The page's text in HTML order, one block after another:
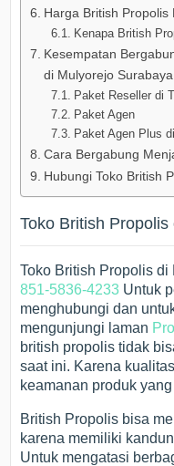
Harga British Propolis
Kenapa British
Kesempatan
di Mulyorejo Surabaya
Paket Reseller di
Paket Agen
Paket Agen Plus
Cara Bergabung
Hubungi Toko British
Toko British
Toko British Propolis
851-5836-4233 Untuk
menghubungi dan
mengunjungi laman
british propolis tidak
saat ini. Karena
keamanan produk
British Propolis bisa
karena memiliki
Untuk mengatasi